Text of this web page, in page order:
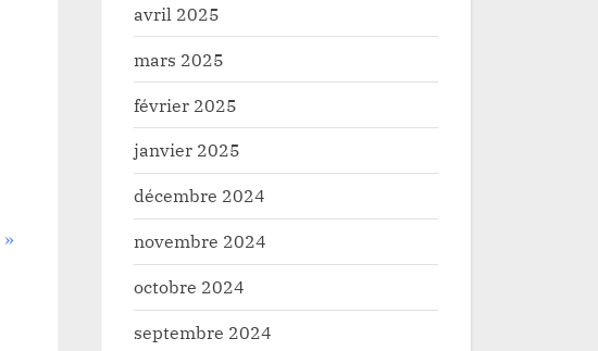
avril 2025
mars 2025
février 2025
janvier 2025
décembre 2024
novembre 2024
octobre 2024
septembre 2024